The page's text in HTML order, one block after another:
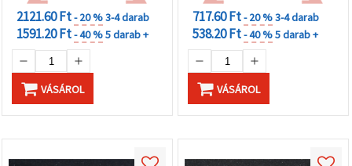
2121.60 Ft- 20 %3-4 darab
1591.20 Ft- 40 %5 darab +
VÁSÁROL
717.60 Ft- 20 %3-4 darab
538.20 Ft- 40 %5 darab +
VÁSÁROL